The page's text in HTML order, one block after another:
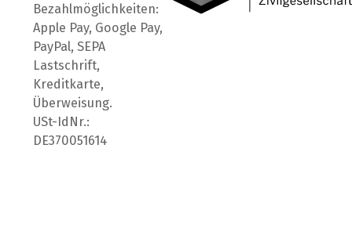
Bezahlmöglichkeiten:
Apple Pay, Google Pay,
PayPal, SEPA
Lastschrift,
Kreditkarte,
Überweisung.
USt-IdNr.:
DE370051614